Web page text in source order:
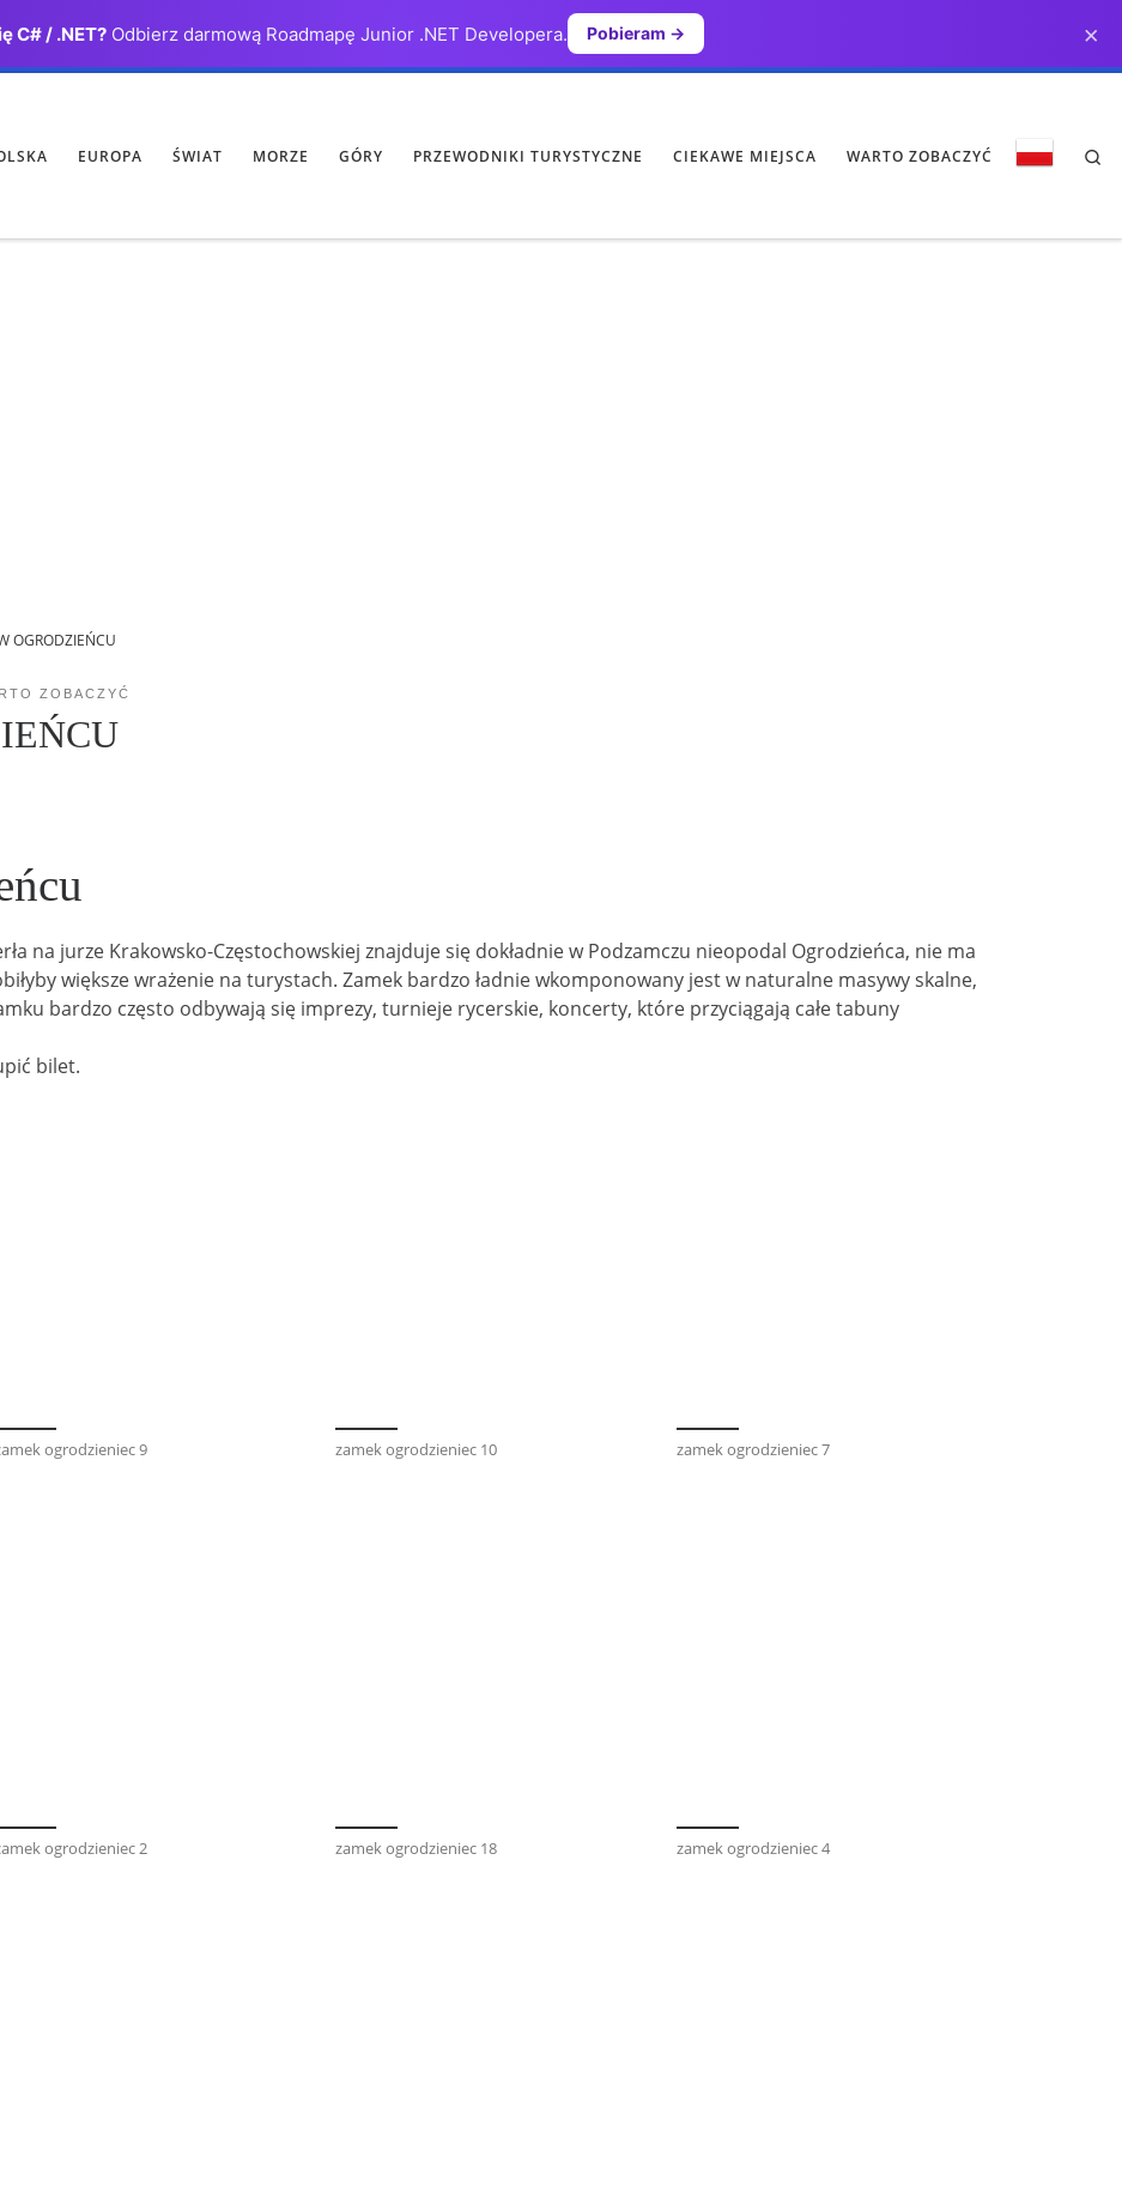
C# / .NET?Odbierz darmową Roadmapę Junior .NET Developera. Pobieram → ×
EUROPA ŚWIAT MORZE GÓRY PRZEWODNIKI TURYSTYCZNE CIEKAWE MIEJSCA WARTO ZOBACZYĆ
OGRODZIEŃCU
ZOBACZYĆ
na jurze Krakowsko-Częstochowskiej znajduje się dokładnie w Podzamczu nieopodal Ogrodzieńca, nie ma
większe wrażenie na turystach. Zamek bardzo ładnie wkomponowany jest w naturalne masywy skalne,
bardzo często odbywają się imprezy, turnieje rycerskie, koncerty, które przyciągają całe tabuny
bilet.
ogrodzieniec 9 zamek ogrodzieniec 10 zamek ogrodzieniec 7
ogrodzieniec 2 zamek ogrodzieniec 18 zamek ogrodzieniec 4